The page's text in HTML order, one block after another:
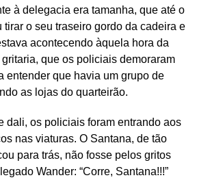
à delegacia era tamanha, que até o
tirar o seu traseiro gordo da cadeira e
acontecendo àquela hora da
que os policiais demoraram
entender que havia um grupo de
as lojas do quarteirão.
dali, os policiais foram entrando aos
nas viaturas. O Santana, de tão
para trás, não fosse pelos gritos
Wander: “Corre, Santana!!!”